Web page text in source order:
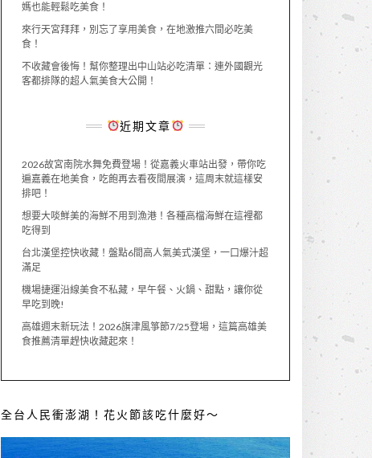
媽也能輕鬆吃美食！
來行天宮拜拜，別忘了享用美食，在地激推六間必吃美
食！
不收藏會後悔！幫你整理出中山站必吃清單：連外國觀光
客都排隊的超人氣美食大公開！
近期文章
2026故宮南院水舞免費登場！從嘉義火車站出發，帶你吃
遍嘉義在地美食，吃飽再去看夜間展演，這周末就這樣安
排吧！
想要大啖鮮美的海鮮不用到漁港！各種高檔海鮮在這裡都
吃得到
台北漢堡控快收藏！盤點6間高人氣美式漢堡，一口爆汁超
滿足
機場捷運沿線美食不私藏，早午餐、火鍋、甜點，讓你從
早吃到晚!
高雄週末新玩法！2026旗津風箏節7/25登場，這篇高雄美
食推薦清單趕快收藏起來！
全台人民衝澎湖！花火節該吃什麼好～